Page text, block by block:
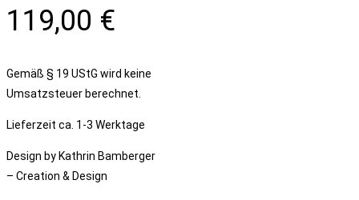
119,00 €
Gemäß § 19 UStG wird keine
Umsatzsteuer berechnet.
Lieferzeit ca. 1-3 Werktage
Design by Kathrin Bamberger
– Creation & Design